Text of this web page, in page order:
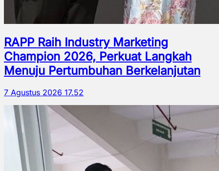
RAPP Raih Industry Marketing
Champion 2026, Perkuat Langkah
Menuju Pertumbuhan Berkelanjutan
7 Agustus 2026 17.52